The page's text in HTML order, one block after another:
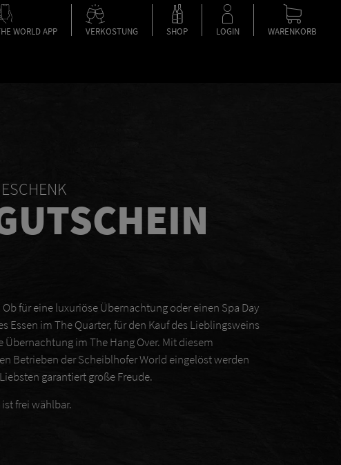
WORLD APP VERKOSTUNG SHOP LOGIN WARENKORB
für eine luxuriöse Übernachtung oder einen Spa Day
Essen im The Quarter, für den Kauf des Lieblingsweins
Übernachtung im The Hang Over. Mit diesem
Betrieben der Scheiblhofer World eingelöst werden
garantiert große Freude.
frei wählbar.